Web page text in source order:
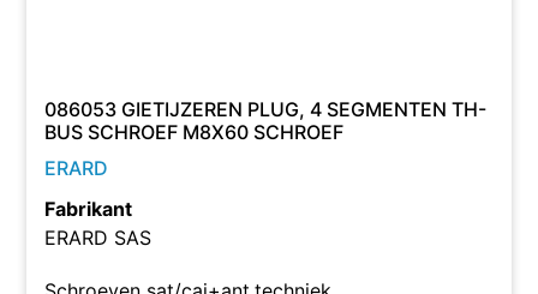
086053 GIETIJZEREN PLUG, 4 SEGMENTEN TH-
BUS SCHROEF M8X60 SCHROEF
ERARD
Fabrikant
ERARD SAS